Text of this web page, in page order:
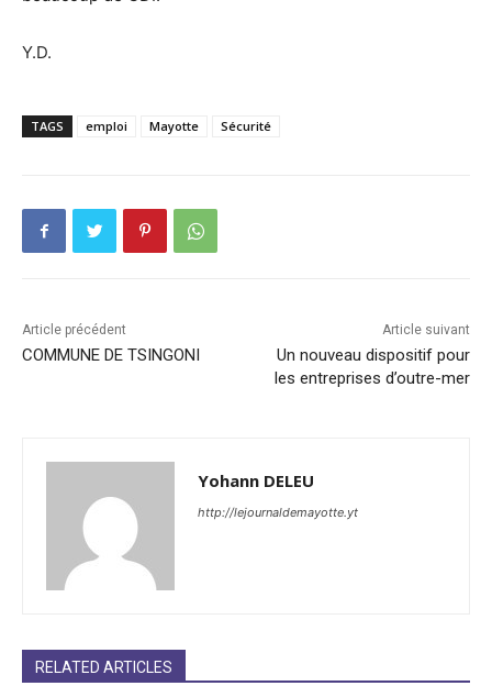
Y.D.
TAGS emploi Mayotte Sécurité
Article précédent
COMMUNE DE TSINGONI
Article suivant
Un nouveau dispositif pour
les entreprises d’outre-mer
Yohann DELEU
http://lejournaldemayotte.yt
RELATED ARTICLES